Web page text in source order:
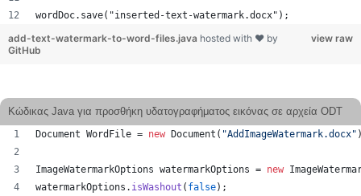
wordDoc.save("inserted-text-watermark.docx");
view raw
add-text-watermark-to-word-files.java hosted with ❤ by
GitHub
Κώδικας Java για προσθήκη υδατογραφήματος εικόνας σε αρχεία ODT
Document WordFile = new Document ( "AddImageWatermark.docx"
ImageWatermarkOptions watermarkOptions = new
watermarkOptions . isWashout ( false);